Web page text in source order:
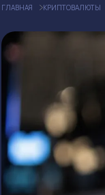
ГЛАВНАЯ КРИПТОВАЛЮТЫ